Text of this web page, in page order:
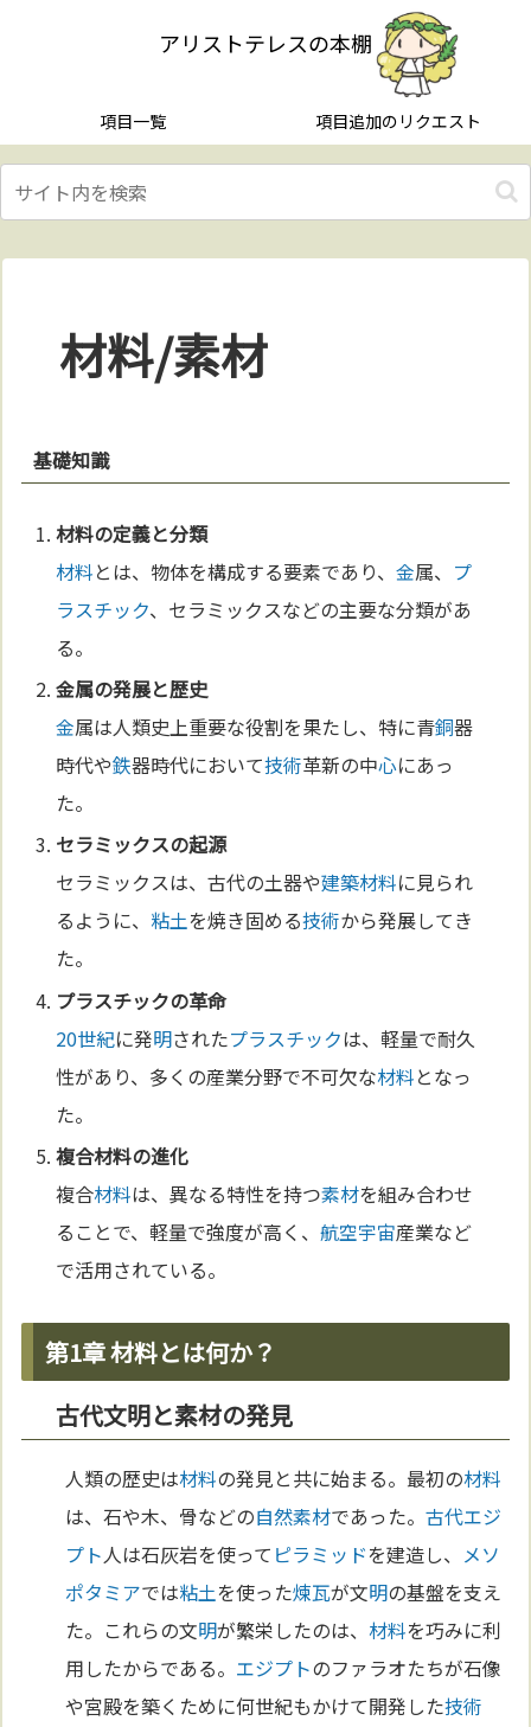
アリストテレスの本棚
項目一覧 項目追加のリクエスト
材料/素材
基礎知識
材料の定義と分類
材料とは、物体を構成する要素であり、金属、 プ
ラスチック、セラミックスなどの主要な分類があ
る。
金属の発展と歴史
金属は人類史上重要な役割を果たし、特に青銅器
時代や鉄器時代において技術革新の中心にあっ
た。
セラミックスの起源
セラミックスは、古代の土器や建築材料に見られ
るように、 粘土を焼き固める技術から発展してき
た。
プラスチックの革命
20世紀に発明されたプラスチックは、軽量で耐久
性があり、多くの産業分野で不可欠な材料となっ
た。
複合材料の進化
複合材料は、異なる特性を持つ素材を組み合わせ
ることで、軽量で強度が高く、航空宇宙産業など
で活用されている。
第1章 材料とは何か？
古代文明と素材の発見
人類の歴史は材料の発見と共に始まる。最初の材料
は、石や木、骨などの自然素材であった。古代エジ
プト人は石灰岩を使って ピラミッドを建造し、 メソ
ポタミアでは粘土を使った煉瓦が文明の基盤を支え
た。これらの文明が繁栄したのは、材料を巧みに利
用したからである。 エジプトのファラオたちが石像
や宮殿を築くために何世紀もかけて開発した技術